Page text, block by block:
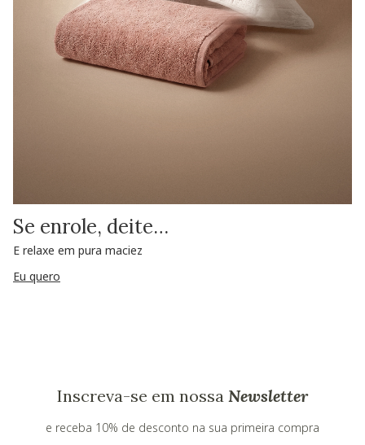
Se enrole, deite…
E relaxe em pura maciez
Eu quero
Inscreva-se em nossa Newsletter
e receba 10% de desconto na sua primeira compra